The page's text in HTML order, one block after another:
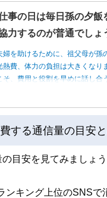
事の日は毎日孫の夕
力するのが普通でしょ
婦を助けるために、祖父母が
熱費、体力の負担は大きくな
そ、費用と役割を早めに話し合
する通信量の目安と
目安を見てみましょう
キング上位のSNSで